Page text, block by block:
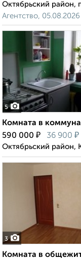
Октябрьский район,
Агентство, 05.08.2026
5
Комната в
590 000 ₽ 36 900 ₽
Октябрьский район,
3
Комната в